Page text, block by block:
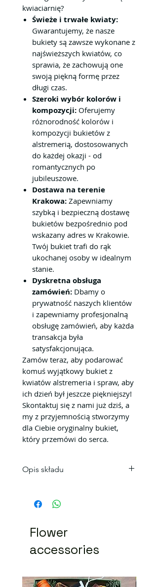
kwiaciarnię?
Świeże i trwałe kwiaty:
Gwarantujemy, że nasze
bukiety są zawsze wykonane z
najświeższych kwiatów, co
sprawia, że zachowują one
swoją piękną formę przez
długi czas.
Szeroki wybór kolorów i
kompozycji: Oferujemy
różnorodność kolorów i
kompozycji bukietów z
alstremerią, dostosowanych
do każdej okazji - od
romantycznych po
jubileuszowe.
Dostawa na terenie
Krakowa: Zapewniamy
szybką i bezpieczną dostawę
bukietów bezpośrednio pod
wskazany adres w Krakowie.
Twój bukiet trafi do rąk
ukochanej osoby w idealnym
stanie.
Dyskretna obsługa
zamówień: Dbamy o
prywatność naszych klientów
i zapewniamy profesjonalną
obsługę zamówień, aby każda
transakcja była
satysfakcjonująca.
Zamów teraz, aby podarować
komuś wyjątkowy bukiet z
kwiatów alstremeria i spraw, aby
ich dzień był jeszcze piękniejszy!
Skontaktuj się z nami już dziś, a
my z przyjemnością stworzymy
dla Ciebie oryginalny bukiet,
który przemówi do serca.
Opis składu
domu lub dla bliskiej osoby
wraz z bilecikiem bukiet
stwórz niezwykłą wiązankę
Kupić bukiet alstromerii w
Flower
accessories